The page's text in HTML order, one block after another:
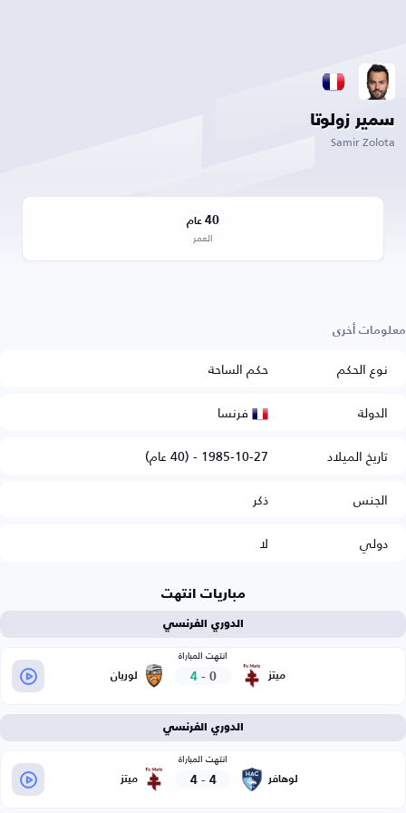
سمير زولوتا
Samir Zolota
40 عام
العمر
معلومات أخرى
نوع الحكم
حكم الساحة
الدولة
فرنسا
تاريخ الميلاد
1985-10-27 - (40 عام)
الجنس
ذكر
دولي
لا
مباريات انتهت
الدوري الفرنسي
ميتز
انتهت المباراة
0
-
4 لوريان
الدوري الفرنسي
لوهافر
انتهت المباراة
4
-
4 ميتز